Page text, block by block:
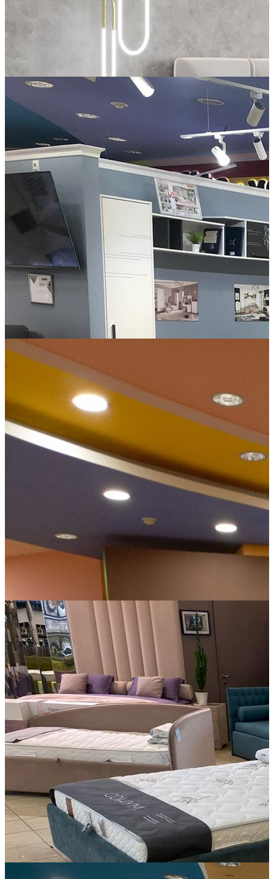
Сонград
Фирменный магазин фабрики Сонград. Приходите к нам за
своей идеальной кроватью!
Салон «DaVita-мебель»
DaVita-мебель – официальный дилер российского
производителя и поставщика корпусной мебели для дома и